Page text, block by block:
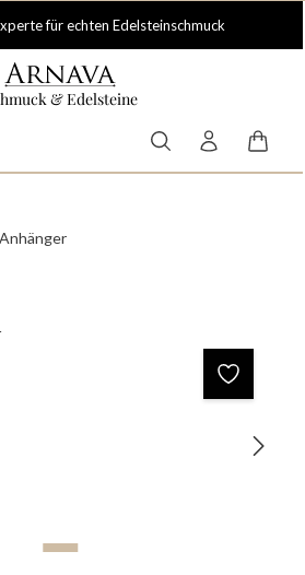
für echten Edelsteinschmuck
& Edelsteine
Anhänger